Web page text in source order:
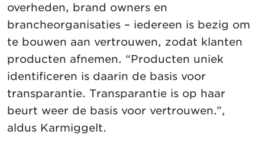
overheden, brand owners en
brancheorganisaties – iedereen is bezig om
te bouwen aan vertrouwen, zodat klanten
producten afnemen. “Producten uniek
identificeren is daarin de basis voor
transparantie. Transparantie is op haar
beurt weer de basis voor vertrouwen.”,
aldus Karmiggelt.